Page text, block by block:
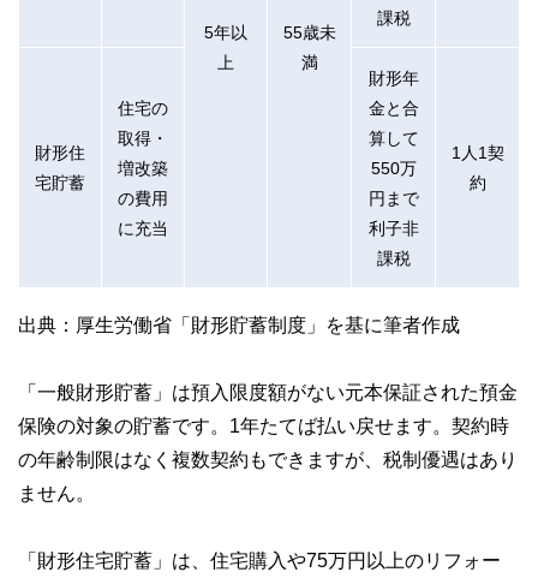
5年以
上
55歳未
満
課税
財形住
宅貯蓄
住宅の
取得・
増改築
の費用
に充当
財形年
金と合
算して
550万
円まで
利子非
課税
1人1契
約
出典：厚生労働省「財形貯蓄制度」を基に筆者作成
「一般財形貯蓄」は預入限度額がない元本保証された預金
保険の対象の貯蓄です。1年たてば払い戻せます。契約時
の年齢制限はなく複数契約もできますが、税制優遇はあり
ません。
「財形住宅貯蓄」は、住宅購入や75万円以上のリフォー